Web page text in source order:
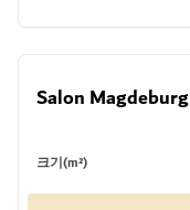
Salon Magdeburg
크기(m²)